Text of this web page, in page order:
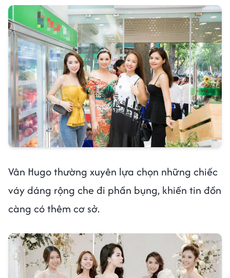
Vân Hugo thường xuyên lựa chọn những chiếc
váy dáng rộng che đi phần bụng, khiến tin đồn
càng có thêm cơ sở.